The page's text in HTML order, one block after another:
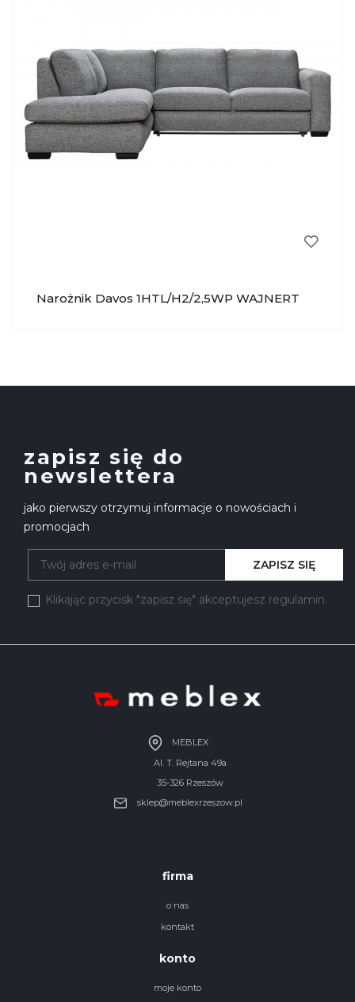
Narożnik Davos 1HTL/H2/2,5WP WAJNERT
zapisz się do
newslettera
jako pierwszy otrzymuj informacje o nowościach i
promocjach
Klikając przycisk "zapisz się" akceptujesz regulamin.
ZAPISZ SIĘ
MEBLEX
Al. T. Rejtana 49a
35-326 Rzeszów
sklep@meblexrzeszow.pl
firma
o nas
kontakt
konto
moje konto